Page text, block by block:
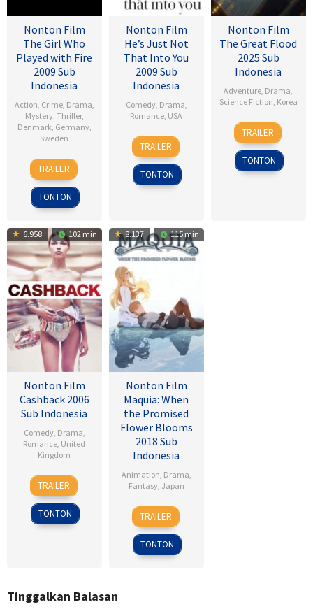
Nonton Film
The Girl Who
Played with Fire
2009 Sub
Indonesia
Action, Crime, Drama,
Mystery, Thriller,
Denmark, Germany,
Sweden
18
Sep
2009
Daniel
Alfredson
TRAILER
TONTON
Nonton Film
He’s Just Not
That Into You
2009 Sub
Indonesia
Comedy, Drama,
Romance, USA
6
Feb
2009
Ken
Kwapis
TRAILER
TONTON
Nonton Film
The Great Flood
2025 Sub
Indonesia
Adventure, Drama,
Science Fiction, Korea
18
Sep
2025
Kim
Byung-
woo
TRAILER
TONTON
6.958 102 min
Nonton Film
Cashback 2006
Sub Indonesia
Comedy, Drama,
Romance, United
Kingdom
17
Jan
2007
Sean
Ellis
TRAILER
TONTON
8.137 115 min
Nonton Film
Maquia: When
the Promised
Flower Blooms
2018 Sub
Indonesia
Animation, Drama,
Fantasy, Japan
24
Feb
2018
Heo
Jong
TRAILER
TONTON
Tinggalkan Balasan